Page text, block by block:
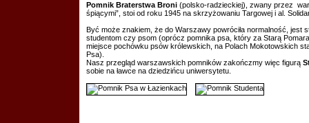
Pomnik Braterstwa Broni (polsko-radzieckiej), zwany przez
śpiącymi”, stoi od roku 1945 na skrzyżowaniu Targowej i al.
Być może znakiem, że do Warszawy powróciła normalność, jest
studentom czy psom (oprócz pomnika psa, który za Starą
miejsce pochówku psów królewskich, na Polach Mokotowskich
Psa).
Nasz przegląd warszawskich pomników zakończmy więc figurą
sobie na ławce na dziedzińcu uniwersytetu.